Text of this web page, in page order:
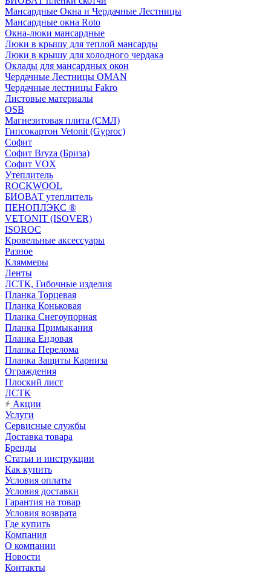
Мансардные Окна и Чердачные Лестницы
Мансардные окна Roto
Окна-люки мансардные
Люки в крышу для теплой мансарды
Люки в крышу для холодного чердака
Оклады для мансардных окон
Чердачные Лестницы OMAN
Чердачные лестницы Fakro
Листовые материалы
OSB
Магнезитовая плита (СМЛ)
Гипсокартон Vetonit (Gyproc)
Софит
Софит Bryza (Бриза)
Софит VOX
Утеплитель
ROCKWOOL
БИОВАТ утеплитель
ПЕНОПЛЭКС ®
VETONIT (ISOVER)
ISOROC
Кровельные аксессуары
Разное
Кляммеры
Ленты
ЛСТК, Гибочные изделия
Планка Торцевая
Планка Коньковая
Планка Снегоупорная
Планка Примыкания
Планка Ендовая
Планка Перелома
Планка Защиты Карниза
Ограждения
Плоский лист
ЛСТК
Акции
Услуги
Сервисные службы
Доставка товара
Бренды
Статьи и инструкции
Как купить
Условия оплаты
Условия доставки
Гарантия на товар
Условия возврата
Где купить
Компания
О компании
Новости
Контакты